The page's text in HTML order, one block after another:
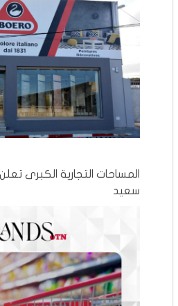
المساحات التجارية الكبرى
سعيد